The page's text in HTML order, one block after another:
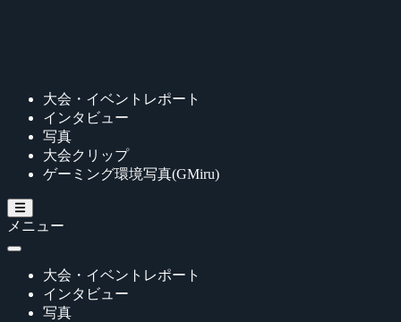
大会・イベントレポート
インタビュー
写真
大会クリップ
ゲーミング環境写真(GMiru)
メニュー
大会・イベントレポート
インタビュー
写真